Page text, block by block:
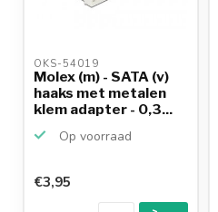
OKS-54019
Molex (m) - SATA (v)
haaks met metalen
klem adapter - 0,3...
Op voorraad
€3,95